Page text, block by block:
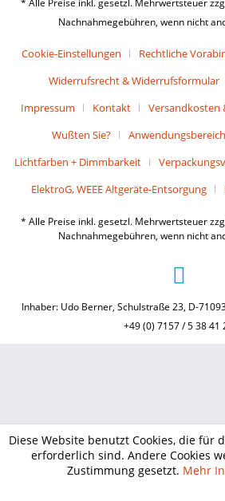
* Alle Preise inkl. gesetzl. Mehrwertsteuer
Nachnahmegebühren, wenn nicht
Cookie-Einstellungen Rechtliche
Widerrufsrecht & Widerrufsformular
Impressum
Kontakt Versandkosten
Wußten Sie?
Lichtfarben + Dimmbarkeit
ElektroG, WEEE Altgeräte-Entsorgung
* Alle Preise inkl. gesetzl. Mehrwertsteuer
Nachnahmegebühren, wenn nicht
Inhaber: Udo Berner, Schulstraße 23, D-
+49 (0) 7157 / 5 38 41
Diese Website benutzt Cookies, die für
erforderlich sind. Andere Cookies
Zustimmung gesetzt. Mehr